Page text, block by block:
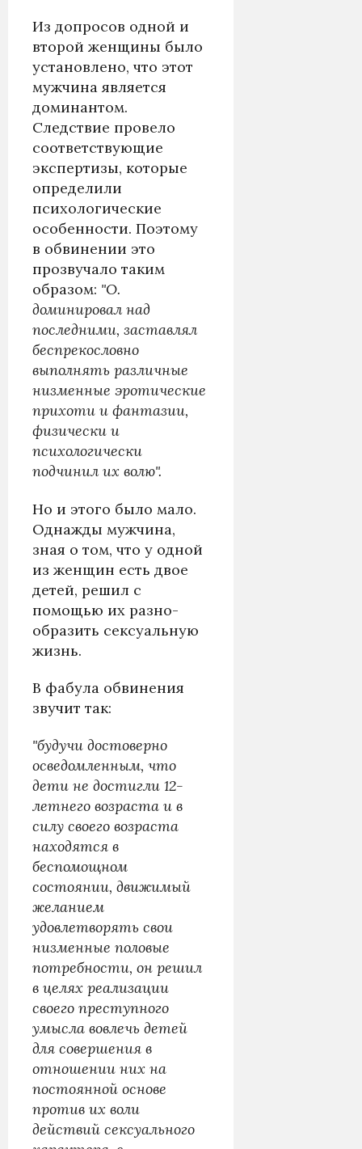
Из допросов одной и
второй женщины было
установлено, что этот
мужчина является
доминантом.
Следствие провело
соответствующие
экспертизы, которые
определили
психологические
особенности. Поэтому
в обвинении это
прозвучало таким
образом: "О.
доминировал над
последними, заставлял
беспрекословно
выполнять различные
низменные эротические
прихоти и фантазии,
физически и
психологически
подчинил их волю".
Но и этого было мало.
Однажды мужчина,
зная о том, что у одной
из женщин есть двое
детей, решил с
помощью их разно­
образить сексуальную
жизнь.
В фабула обвинения
звучит так:
"будучи достоверно
осведомленным, что
дети не достигли 12-
летнего возраста и в
силу своего возраста
находятся в
беспомощном
состоянии, движимый
желанием
удовлетворять свои
низменные половые
потребности, он решил
в целях реализации
своего преступного
умысла вовлечь детей
для совершения в
отношении них на
постоянной основе
против их воли
действий сексуального